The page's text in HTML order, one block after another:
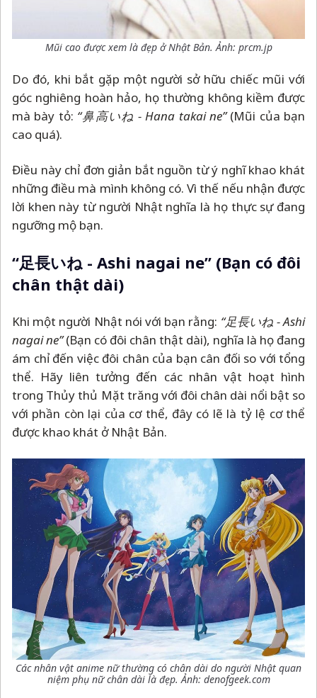
Mũi cao được xem là đẹp ở Nhật Bản. Ảnh: prcm.jp
Do đó, khi bắt gặp một người sở hữu chiếc mũi với
góc nghiêng hoàn hảo, họ thường không kiềm được
mà bày tỏ: “鼻高いね - Hana takai ne”(Mũi của bạn
cao quá).
Điều này chỉ đơn giản bắt nguồn từ ý nghĩ khao khát
những điều mà mình không có. Vì thế nếu nhận được
lời khen này từ người Nhật nghĩa là họ thực sự đang
ngưỡng mộ bạn.
“足長いね - Ashi nagai ne” (Bạn có đôi
chân thật dài)
Khi một người Nhật nói với bạn rằng: “足長いね - Ashi
nagai ne”(Bạn có đôi chân thật dài), nghĩa là họ đang
ám chỉ đến việc đôi chân của bạn cân đối so với tổng
thể. Hãy liên tưởng đến các nhân vật hoạt hình
trong Thủy thủ Mặt trăng với đôi chân dài nổi bật so
với phần còn lại của cơ thể, đây có lẽ là tỷ lệ cơ thể
được khao khát ở Nhật Bản.
Các nhân vật anime nữ thường có chân dài do người Nhật quan
niệm phụ nữ chân dài là đẹp. Ảnh: denofgeek.com